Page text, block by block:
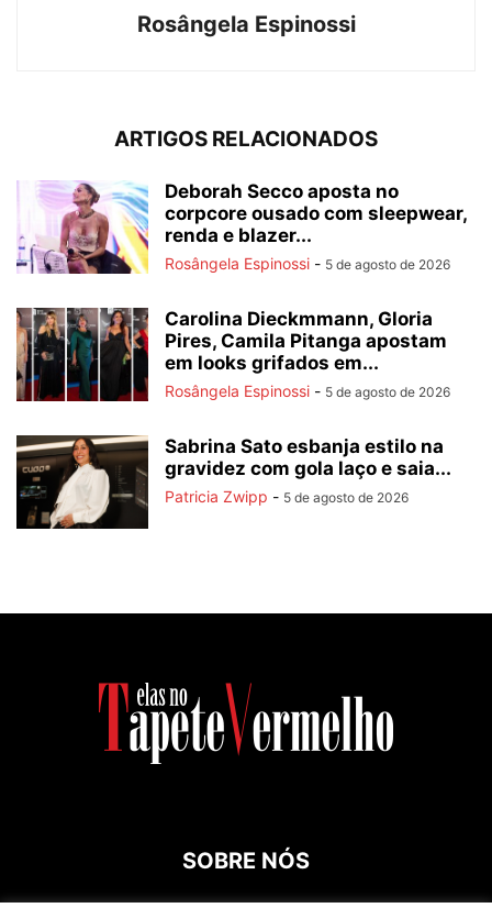
Rosângela Espinossi
ARTIGOS RELACIONADOS
Deborah Secco aposta no
corpcore ousado com sleepwear,
renda e blazer...
Rosângela Espinossi - 5 de agosto de 2026
Carolina Dieckmmann, Gloria
Pires, Camila Pitanga apostam
em looks grifados em...
Rosângela Espinossi - 5 de agosto de 2026
Sabrina Sato esbanja estilo na
gravidez com gola laço e saia...
Patricia Zwipp - 5 de agosto de 2026
SOBRE NÓS